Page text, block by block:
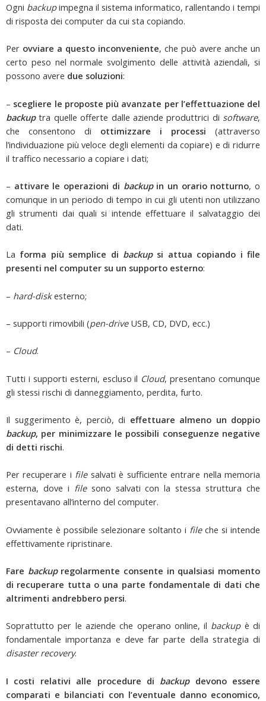
Ogni backupimpegna il sistema informatico, rallentando i tempi
di risposta dei computer da cui sta copiando.
Per ovviare a questo inconveniente, che può avere anche un
certo peso nel normale svolgimento delle attività aziendali, si
possono avere due soluzioni:
– scegliere le proposte più avanzate per l’effettuazione del
backuptra quelle offerte dalle aziende produttrici di software,
che consentono di ottimizzare i processi (attraverso
l’individuazione più veloce degli elementi da copiare) e di ridurre
il traffico necessario a copiare i dati;
– attivare le operazioni di backupin un orario notturno, o
comunque in un periodo di tempo in cui gli utenti non utilizzano
gli strumenti dai quali si intende effettuare il salvataggio dei
dati.
La forma più semplice di backupsi attua copiando i file
presenti nel computer su un supporto esterno:
– hard-diskesterno;
– supporti rimovibili (pen-driveUSB, CD, DVD, ecc.)
– Cloud.
Tutti i supporti esterni, escluso il Cloud, presentano comunque
gli stessi rischi di danneggiamento, perdita, furto.
Il suggerimento è, perciò, di effettuare almeno un doppio
backup, per minimizzare le possibili conseguenze negative
di detti rischi.
Per recuperare i filesalvati è sufficiente entrare nella memoria
esterna, dove i filesono salvati con la stessa struttura che
presentavano all’interno del computer.
Ovviamente è possibile selezionare soltanto i fileche si intende
effettivamente ripristinare.
Fare backupregolarmente consente in qualsiasi momento
di recuperare tutta o una parte fondamentale di dati che
altrimenti andrebbero persi.
Soprattutto per le aziende che operano online, il backupè di
fondamentale importanza e deve far parte della strategia di
disaster recovery.
I costi relativi alle procedure di backupdevono essere
comparati e bilanciati con l’eventuale danno economico,